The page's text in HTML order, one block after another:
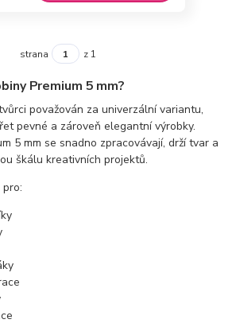
strana z 1
Premium 5 mm?
považován za univerzální variantu,
pevné a zároveň elegantní výrobky.
5 mm se snadno zpracovávají, drží tvar a
škálu kreativních projektů.